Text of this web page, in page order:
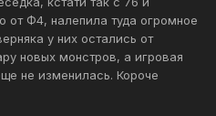
от Ф4, налепила туда огромное
у них остались от
новых монстров, а игровая
не изменилась. Короче